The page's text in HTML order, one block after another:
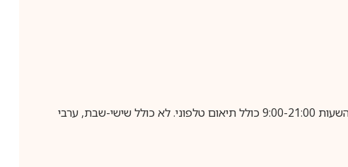
בביצוע הזמנה עד השעה 10:00 בימים א-ה, קבלת המשלוח תבוצע עד חמישה ימי עסקים מיום שלאחר ביצוע ההזמנה, בין השעות 9:00-21:00 כולל תיאום טלפוני. לא כולל שישי-שבת, ערבי